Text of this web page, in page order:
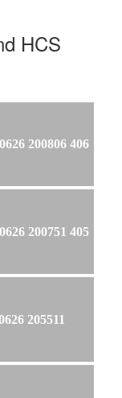
HCS
200806 406
200751 405
205511